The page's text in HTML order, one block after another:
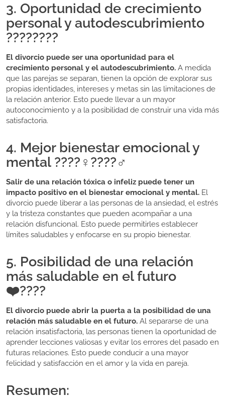
3. Oportunidad de crecimiento
personal y autodescubrimiento
????????
El divorcio puede ser una oportunidad para el
crecimiento personal y el autodescubrimiento. A medida
que las parejas se separan, tienen la opción de explorar sus
propias identidades, intereses y metas sin las limitaciones de
la relación anterior. Esto puede llevar a un mayor
autoconocimiento y a la posibilidad de construir una vida más
satisfactoria.
4. Mejor bienestar emocional y
mental ????‍♀️????‍♂️
Salir de una relación tóxica o infeliz puede tener un
impacto positivo en el bienestar emocional y mental. El
divorcio puede liberar a las personas de la ansiedad, el estrés
y la tristeza constantes que pueden acompañar a una
relación disfuncional. Esto puede permitirles establecer
límites saludables y enfocarse en su propio bienestar.
5. Posibilidad de una relación
más saludable en el futuro
❤️????
El divorcio puede abrir la puerta a la posibilidad de una
relación más saludable en el futuro. Al separarse de una
relación insatisfactoria, las personas tienen la oportunidad de
aprender lecciones valiosas y evitar los errores del pasado en
futuras relaciones. Esto puede conducir a una mayor
felicidad y satisfacción en el amor y la vida en pareja.
Resumen: